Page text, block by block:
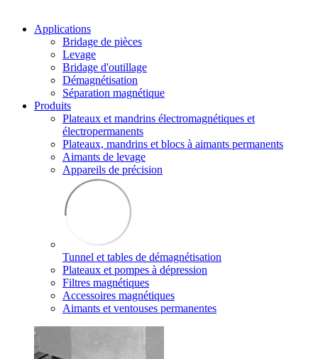
Applications
Bridage de pièces
Levage
Bridage d'outillage
Démagnétisation
Séparation magnétique
Produits
Plateaux et mandrins électromagnétiques et
électropermanents
Plateaux, mandrins et blocs à aimants permanents
Aimants de levage
Appareils de précision
Tunnel et tables de démagnétisation
Plateaux et pompes à dépression
Filtres magnétiques
Accessoires magnétiques
Aimants et ventouses permanentes